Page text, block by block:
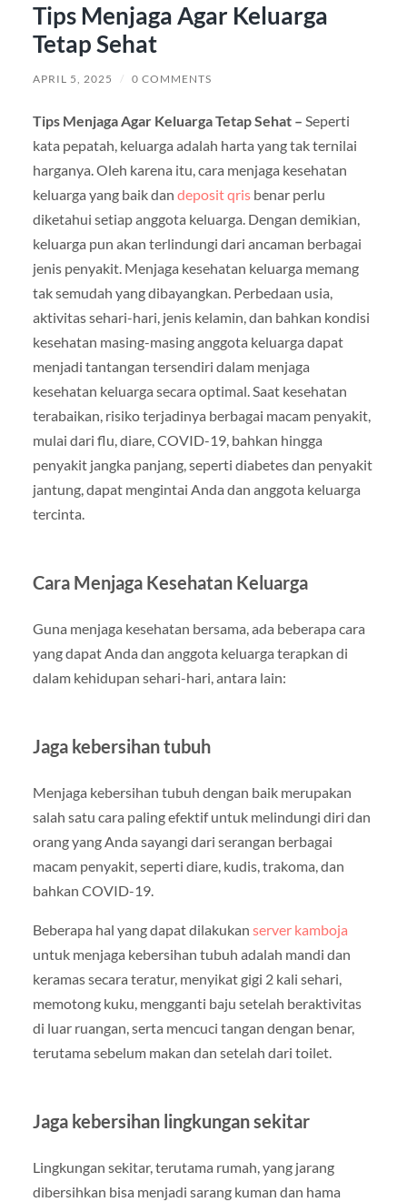
Tips Menjaga Agar Keluarga
Tetap Sehat
APRIL 5, 2025 / 0 COMMENTS
Tips Menjaga Agar Keluarga Tetap Sehat – Seperti
kata pepatah, keluarga adalah harta yang tak ternilai
harganya. Oleh karena itu, cara menjaga kesehatan
keluarga yang baik dan deposit qrisbenar perlu
diketahui setiap anggota keluarga. Dengan demikian,
keluarga pun akan terlindungi dari ancaman berbagai
jenis penyakit. Menjaga kesehatan keluarga memang
tak semudah yang dibayangkan. Perbedaan usia,
aktivitas sehari-hari, jenis kelamin, dan bahkan kondisi
kesehatan masing-masing anggota keluarga dapat
menjadi tantangan tersendiri dalam menjaga
kesehatan keluarga secara optimal. Saat kesehatan
terabaikan, risiko terjadinya berbagai macam penyakit,
mulai dari flu, diare, COVID-19, bahkan hingga
penyakit jangka panjang, seperti diabetes dan penyakit
jantung, dapat mengintai Anda dan anggota keluarga
tercinta.
Cara Menjaga Kesehatan Keluarga
Guna menjaga kesehatan bersama, ada beberapa cara
yang dapat Anda dan anggota keluarga terapkan di
dalam kehidupan sehari-hari, antara lain:
Jaga kebersihan tubuh
Menjaga kebersihan tubuh dengan baik merupakan
salah satu cara paling efektif untuk melindungi diri dan
orang yang Anda sayangi dari serangan berbagai
macam penyakit, seperti diare, kudis, trakoma, dan
bahkan COVID-19.
Beberapa hal yang dapat dilakukan server kamboja
untuk menjaga kebersihan tubuh adalah mandi dan
keramas secara teratur, menyikat gigi 2 kali sehari,
memotong kuku, mengganti baju setelah beraktivitas
di luar ruangan, serta mencuci tangan dengan benar,
terutama sebelum makan dan setelah dari toilet.
Jaga kebersihan lingkungan sekitar
Lingkungan sekitar, terutama rumah, yang jarang
dibersihkan bisa menjadi sarang kuman dan hama